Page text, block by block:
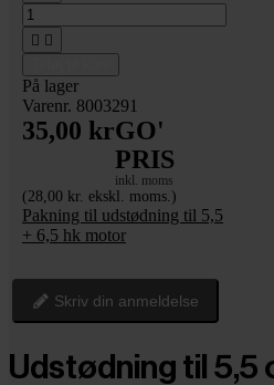
 
På lager
Varenr. 8003291
35,00 krGO'
PRIS
inkl. moms
(28,00 kr. ekskl. moms.)
Pakning til udstødning til 5,5
+ 6,5 hk motor
Skriv din anmeldelse
Udstødning til 5,5